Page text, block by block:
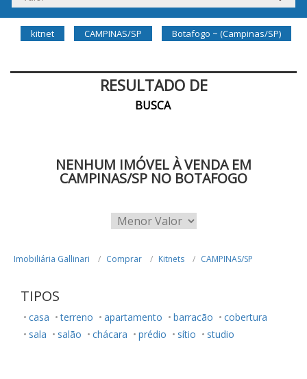
kitnet CAMPINAS/SP Botafogo ~ (Campinas/SP)
RESULTADO DE
BUSCA
NENHUM IMÓVEL À VENDA EM
CAMPINAS/SP NO BOTAFOGO
Imobiliária Gallinari Comprar Kitnets CAMPINAS/SP
TIPOS
casa terreno apartamento barracão
cobertura
sala
salão chácara prédio sítio studio